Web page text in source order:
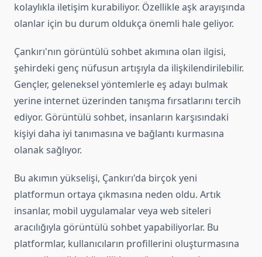
kolaylıkla iletişim kurabiliyor. Özellikle aşk arayışında
olanlar için bu durum oldukça önemli hale geliyor.
Çankırı'nın görüntülü sohbet akımına olan ilgisi,
şehirdeki genç nüfusun artışıyla da ilişkilendirilebilir.
Gençler, geleneksel yöntemlerle eş adayı bulmak
yerine internet üzerinden tanışma fırsatlarını tercih
ediyor. Görüntülü sohbet, insanların karşısındaki
kişiyi daha iyi tanımasına ve bağlantı kurmasına
olanak sağlıyor.
Bu akımın yükselişi, Çankırı'da birçok yeni
platformun ortaya çıkmasına neden oldu. Artık
insanlar, mobil uygulamalar veya web siteleri
aracılığıyla görüntülü sohbet yapabiliyorlar. Bu
platformlar, kullanıcıların profillerini oluşturmasına